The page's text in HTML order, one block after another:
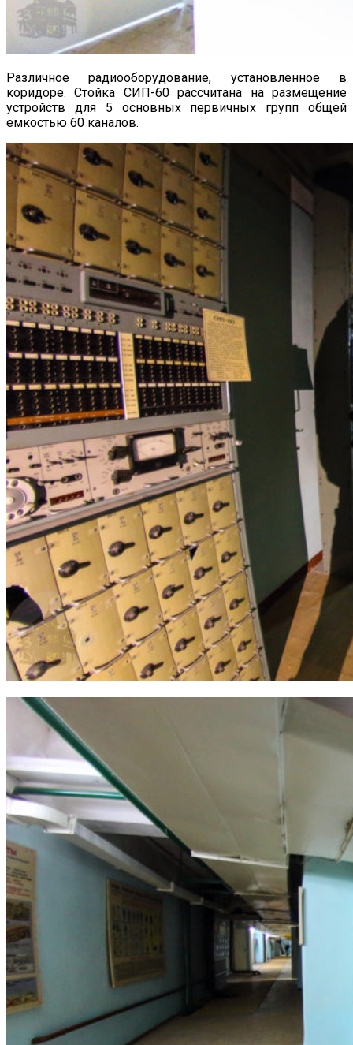
Различное радиооборудование, установленное в
коридоре. Стойка СИП-60 рассчитана на размещение
устройств для 5 основных первичных групп общей
емкостью 60 каналов.